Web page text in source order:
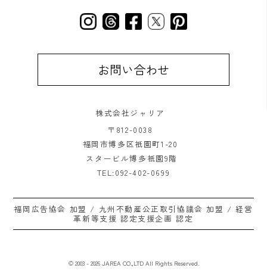
お問い合わせ
株式会社ジャリア
〒812-0038
福岡市博多区祇園町1-20
スタービル博多祇園9階
TEL:092-402-0699
福岡広告協会 加盟 / 九州不動産公正取引協議会 加盟 / 経営
革新等支援 認定支援企画 認定
© 2003 - 2026 JAREA CO.,LTD All Rights Reserved.